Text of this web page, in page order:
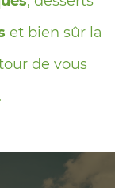
et bien sûr la
de vous
.